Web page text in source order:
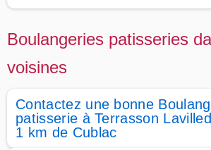
Boulangeries patisseries
voisines
Contactez une bonne
patisserie à Terrasson
1 km de Cublac